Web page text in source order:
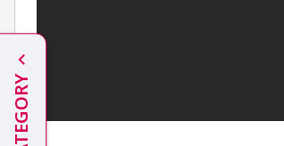
CATEGORY